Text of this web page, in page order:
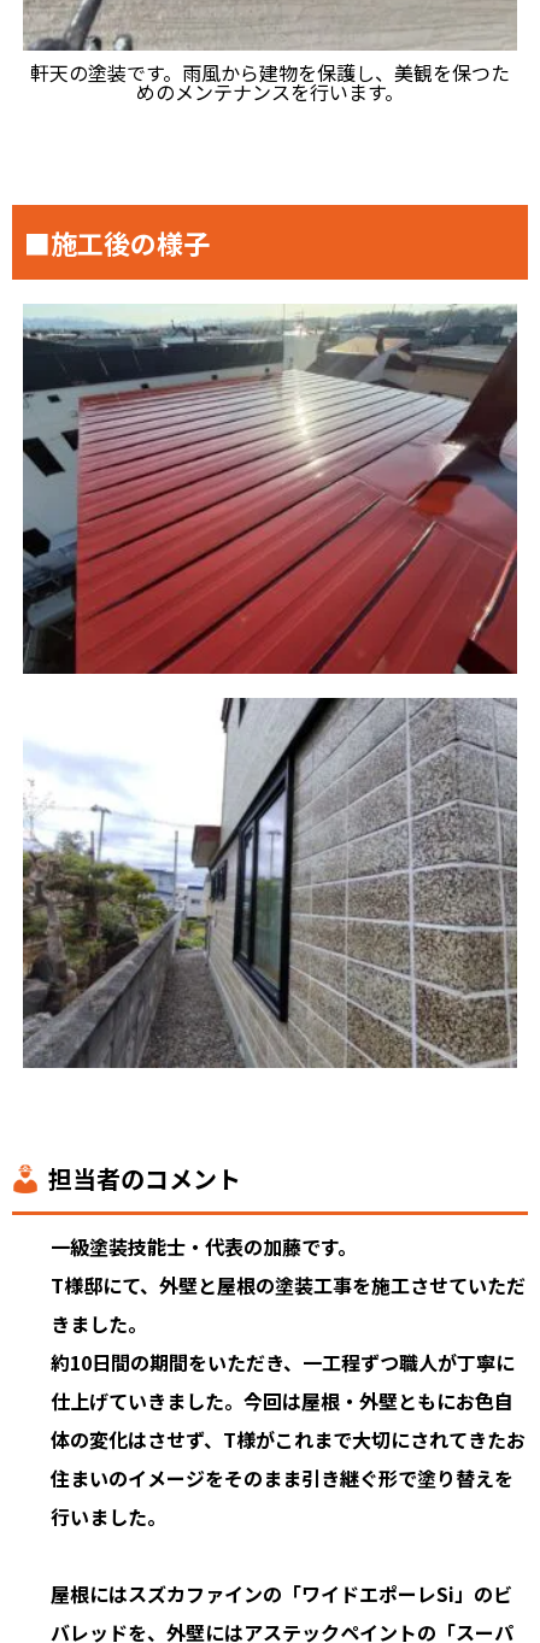
軒天の塗装です。雨風から建物を保護し、美観を保つた
めのメンテナンスを行います。
■施工後の様子
担当者のコメント
一級塗装技能士・代表の加藤です。
T様邸にて、外壁と屋根の塗装工事を施工させていただ
きました。
約10日間の期間をいただき、一工程ずつ職人が丁寧に
仕上げていきました。今回は屋根・外壁ともにお色自
体の変化はさせず、T様がこれまで大切にされてきたお
住まいのイメージをそのまま引き継ぐ形で塗り替えを
行いました。
屋根にはスズカファインの「ワイドエポーレSi」のビ
バレッドを、外壁にはアステックペイントの「スーパ